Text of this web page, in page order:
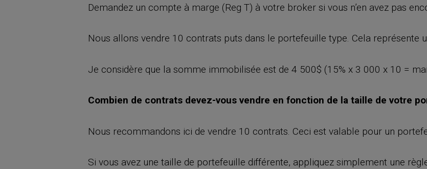
Demandez un compte à marge (Reg T) à votre broker si vous n’en avez pas
Nous allons vendre 10 contrats puts dans le portefeuille type. Cela représente
Je considère que la somme immobilisée est de 4 500$ (15% x 3 000 x 10 =
Combien de contrats devez-vous vendre en fonction de la taille de votre
Nous recommandons ici de vendre 10 contrats. Ceci est valable pour un
Si vous avez une taille de portefeuille différente, appliquez simplement une